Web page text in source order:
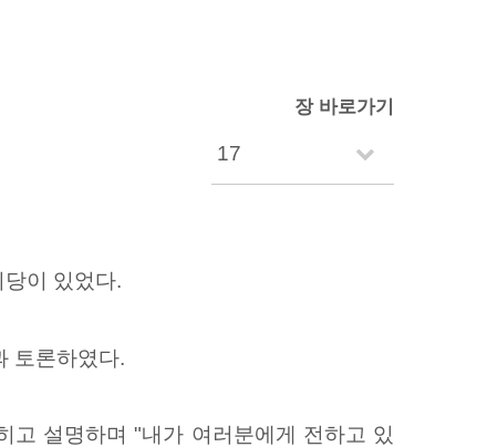
장 바로가기
이 있었다.
토론하였다.
고 설명하며 "내가 여러분에게 전하고 있